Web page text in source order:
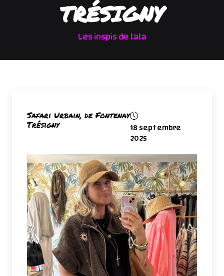
TRÉSIGNY
Les inspis de lala
Safari Urbain, de Fontenay
Trésigny
18 septembre
2025